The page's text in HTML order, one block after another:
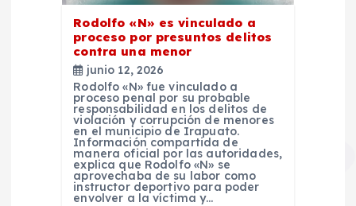
Rodolfo «N» es vinculado a
proceso por presuntos delitos
contra una menor
junio 12, 2026
Rodolfo «N» fue vinculado a
proceso penal por su probable
responsabilidad en los delitos de
violación y corrupción de menores
en el municipio de Irapuato.
Información compartida de
manera oficial por las autoridades,
explica que Rodolfo «N» se
aprovechaba de su labor como
instructor deportivo para poder
envolver a la víctima y…